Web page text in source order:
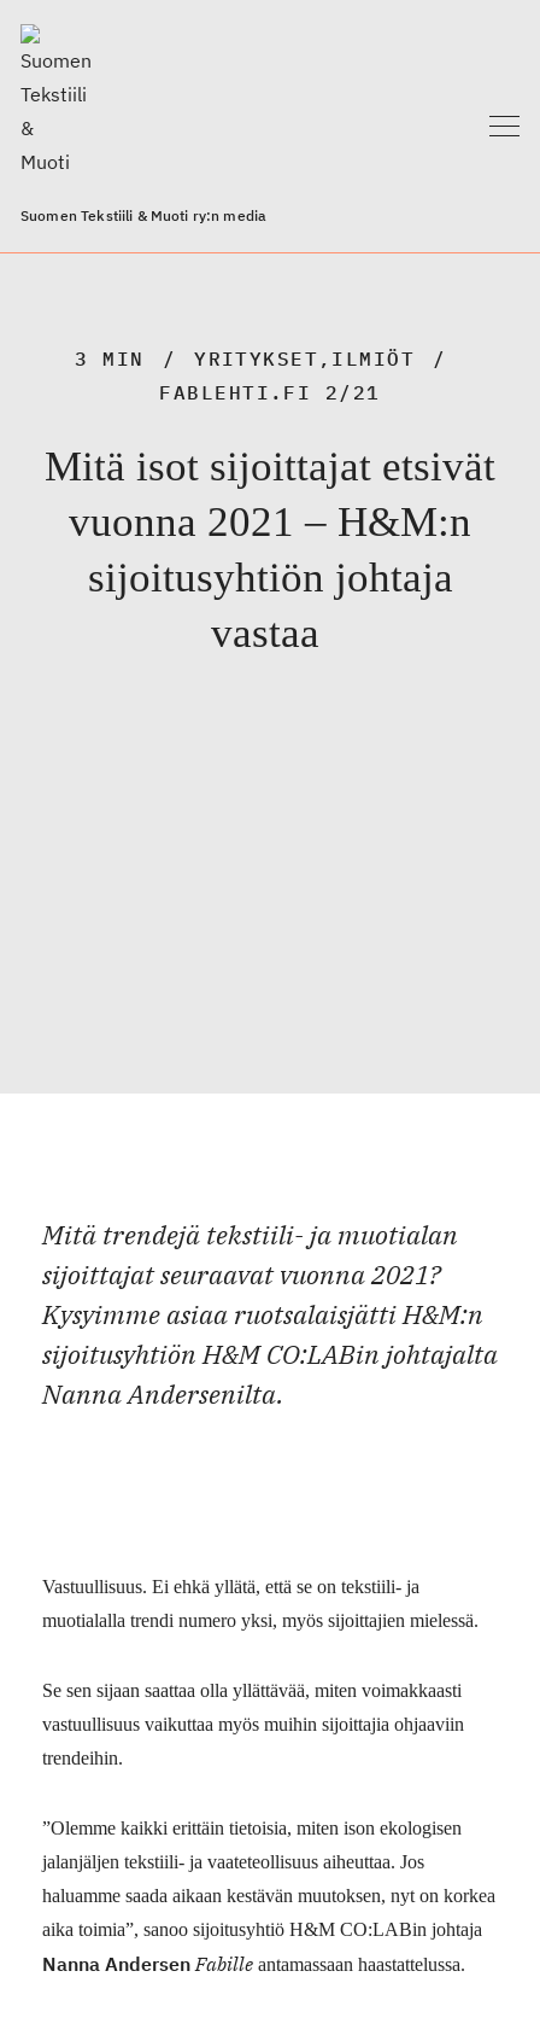
Suomen Tekstiili & Muoti ry:n media
3 MIN YRITYKSET , ILMIÖT
FABLEHTI.FI 2/21
Mitä isot sijoittajat etsivät
vuonna 2021 – H&M:n
sijoitusyhtiön johtaja
vastaa
Mitä trendejä tekstiili- ja muotialan
sijoittajat seuraavat vuonna 2021?
Kysyimme asiaa ruotsalaisjätti H&M:n
sijoitusyhtiön H&M CO:LABin johtajalta
Nanna Andersenilta.
Vastuullisuus. Ei ehkä yllätä, että se on tekstiili- ja
muotialalla trendi numero yksi, myös sijoittajien mielessä.
Se sen sijaan saattaa olla yllättävää, miten voimakkaasti
vastuullisuus vaikuttaa myös muihin sijoittajia ohjaaviin
trendeihin.
”Olemme kaikki erittäin tietoisia, miten ison ekologisen
jalanjäljen tekstiili- ja vaateteollisuus aiheuttaa. Jos
haluamme saada aikaan kestävän muutoksen, nyt on korkea
aika toimia”, sanoo sijoitusyhtiö H&M CO:LABin johtaja
Nanna Andersen Fabille antamassaan haastattelussa.